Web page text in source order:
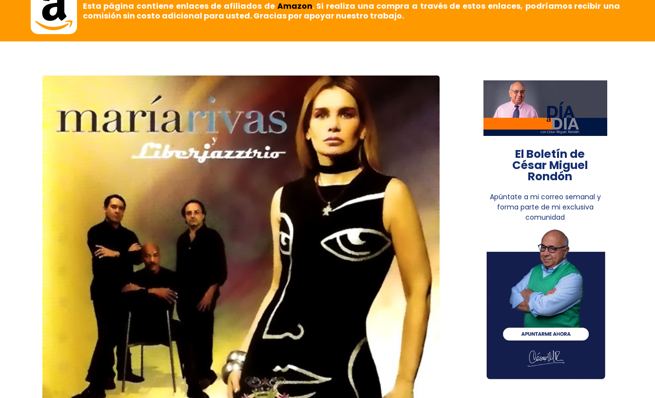
Esta página contiene enlaces de afiliados de Amazon. Si realiza una compra a través de estos enlaces, podríamos recibir una
comisión sin costo adicional para usted. Gracias por apoyar nuestro trabajo.
El Boletín de
César Miguel
Rondón
Apúntate a mi correo semanal y
forma parte de mi exclusiva
comunidad